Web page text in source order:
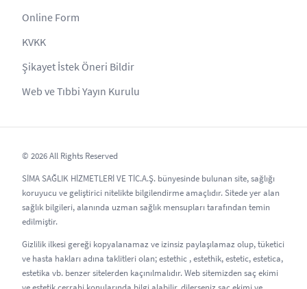
Online Form
KVKK
Şikayet İstek Öneri Bildir
Web ve Tıbbi Yayın Kurulu
© 2026 All Rights Reserved
SİMA SAĞLIK HİZMETLERİ VE TİC.A.Ş. bünyesinde bulunan site, sağlığı
koruyucu ve geliştirici nitelikte bilgilendirme amaçlıdır. Sitede yer alan
sağlık bilgileri, alanında uzman sağlık mensupları tarafından temin
edilmiştir.
Gizlilik ilkesi gereği kopyalanamaz ve izinsiz paylaşılamaz olup, tüketici
ve hasta hakları adına taklitleri olan; estethic , estethik, estetic, estetica,
estetika vb. benzer sitelerden kaçınılmalıdır. Web sitemizden saç ekimi